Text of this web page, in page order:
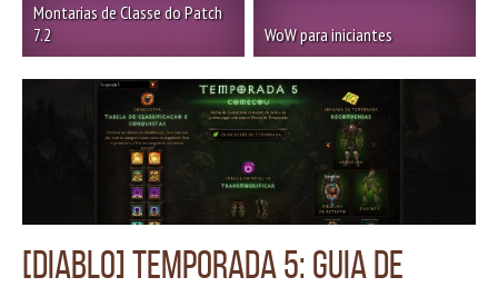
Montarias de Classe do Patch
7.2
WoW para iniciantes
[Diablo] Temporada 5: Guia de